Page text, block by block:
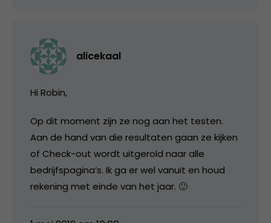
alicekaal
Hi Robin,
Op dit moment zijn ze nog aan het testen.
Aan de hand van die resultaten gaan ze kijken
of Check-out wordt uitgerold naar alle
bedrijfspagina’s. Ik ga er wel vanuit en houd
rekening met einde van het jaar. 🙂